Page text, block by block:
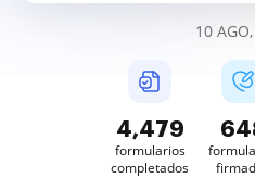
10
4,480
formularios
completados